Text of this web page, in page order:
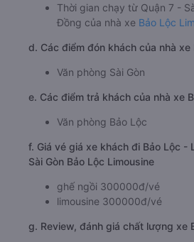
Thời gian chạy từ Quận 7 -
Đồng của nhà xe Bảo Lộc
d. Các điểm đón khách của nhà xe
Văn phòng Sài Gòn
e. Các điểm trả khách của nhà xe
Văn phòng Bảo Lộc
f. Giá vé giá xe khách đi Bảo Lộc -
Sài Gòn Bảo Lộc Limousine
ghế ngồi 300000đ/vé
limousine 300000đ/vé
g. Review, đánh giá chất lượng xe